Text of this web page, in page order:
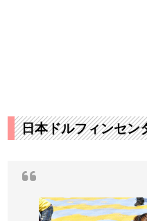
日本ドルフィンセン